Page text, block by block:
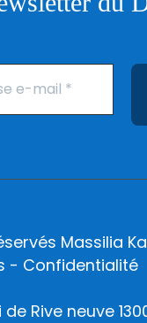
Massilia
- Confidentialité
Rive neuve